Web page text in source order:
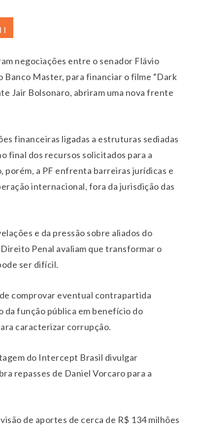
negociações entre o senador Flávio
Banco Master, para financiar o filme “Dark
Jair Bolsonaro, abriram uma nova frente
financeiras ligadas a estruturas sediadas
final dos recursos solicitados para a
porém, a PF enfrenta barreiras jurídicas e
internacional, fora da jurisdição das
e da pressão sobre aliados do
Penal avaliam que transformar o
ser difícil.
comprovar eventual contrapartida
função pública em benefício do
caracterizar corrupção.
do Intercept Brasil divulgar
repasses de Daniel Vorcaro para a
de aportes de cerca de R$ 134 milhões